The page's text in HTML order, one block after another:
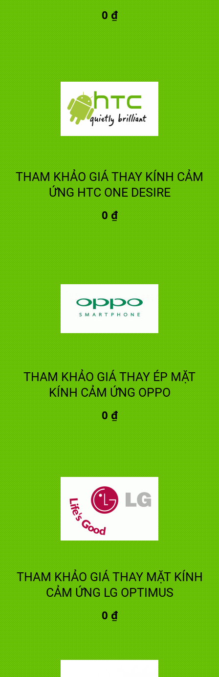
0 ₫
THAM KHẢO GIÁ THAY KÍNH CẢM
ỨNG HTC ONE DESIRE
0 ₫
THAM KHẢO GIÁ THAY ÉP MẶT
KÍNH CẢM ỨNG OPPO
0 ₫
THAM KHẢO GIÁ THAY MẶT KÍNH
CẢM ỨNG LG OPTIMUS
0 ₫